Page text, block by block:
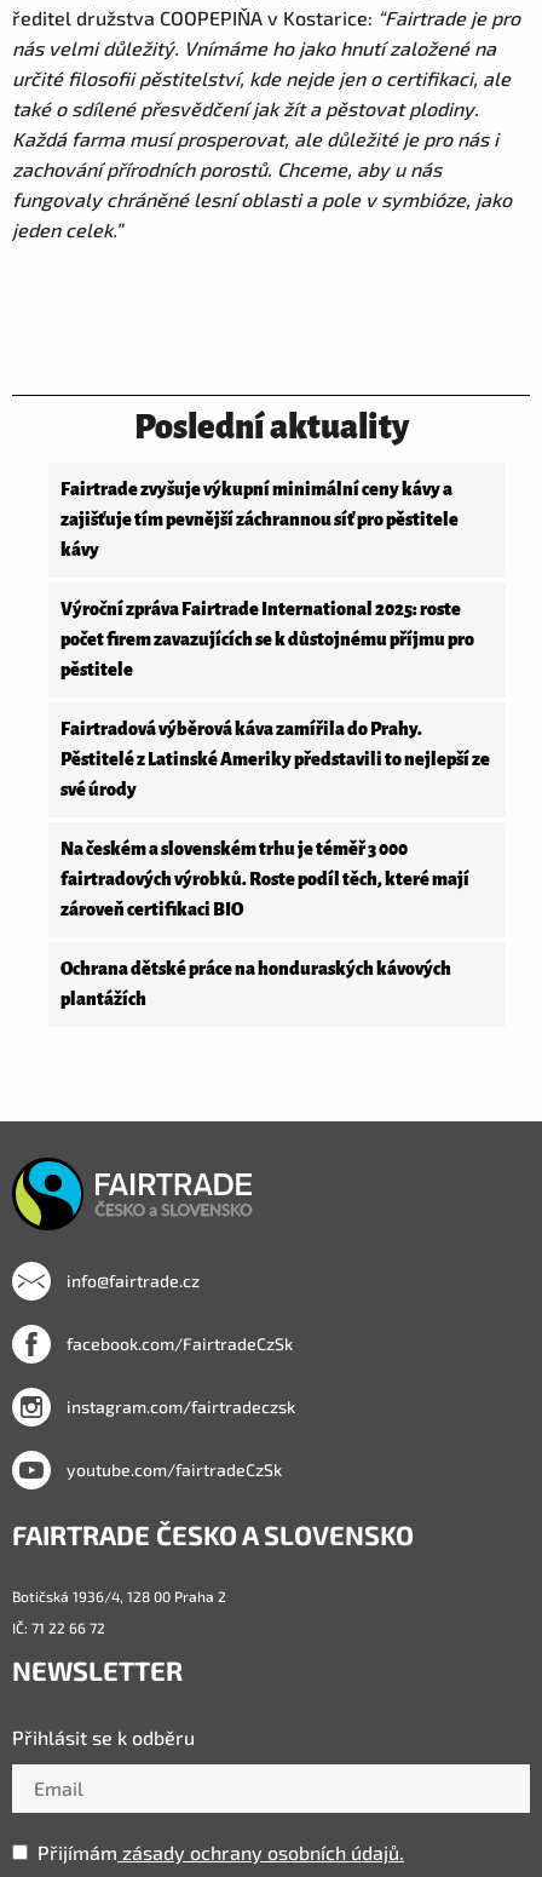
Poslední aktuality
Fairtrade zvyšuje výkupní minimální ceny kávy a
zajišťuje tím pevnější záchrannou síť pro pěstitele
kávy
Výroční zpráva Fairtrade International 2025: roste
počet firem zavazujících se k důstojnému příjmu pro
pěstitele
Fairtradová výběrová káva zamířila do Prahy.
Pěstitelé z Latinské Ameriky představili to nejlepší ze
své úrody
Na českém a slovenském trhu je téměř 3 000
fairtradových výrobků. Roste podíl těch, které mají
zároveň certifikaci BIO
Ochrana dětské práce na honduraských kávových
plantážích
ředitel družstva COOPEPIŇA v Kostarice: “Fairtrade je pro
nás velmi důležitý. Vnímáme ho jako hnutí založené na
určité filosofii pěstitelství, kde nejde jen o certifikaci, ale
také o sdílené přesvědčení jak žít a pěstovat plodiny.
Každá farma musí prosperovat, ale důležité je pro nás i
zachování přírodních porostů. Chceme, aby u nás
fungovaly chráněné lesní oblasti a pole v symbióze, jako
jeden celek.”
info@fairtrade.cz
facebook.com/FairtradeCzSk
instagram.com/fairtradeczsk
youtube.com/fairtradeCzSk
FAIRTRADE ČESKO A SLOVENSKO
Botičská 1936/4, 128 00 Praha 2
IČ: 71 22 66 72
NEWSLETTER
Přihlásit se k odběru
Přijímám zásady ochrany osobních údajů.